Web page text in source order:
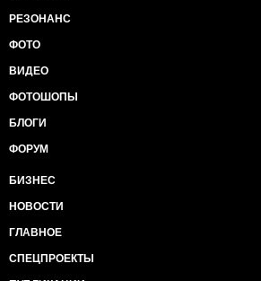
РЕЗОНАНС
ФОТО
ВИДЕО
ФОТОШОПЫ
БЛОГИ
ФОРУМ
БИЗНЕС
НОВОСТИ
ГЛАВНОЕ
СПЕЦПРОЕКТЫ